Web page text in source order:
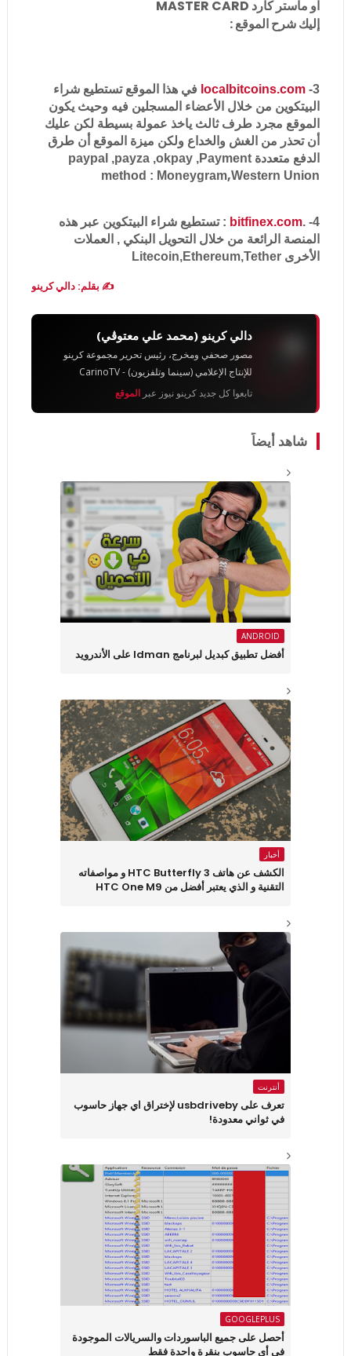
او ماستر كارد MASTER CARD
إليك شرح الموقع :
3-
localbitcoins.com في هذا الموقع تستطيع شراء
البيتكوين من خلال الأعضاء المسجلين فيه وحيث يكون
الموقع مجرد طرف ثالث ياخذ عمولة بسيطة لكن عليك
أن تحذر من الغش والخداع ولكن ميزة الموقع أن طرق
الدفع متعددة paypal ,payza ,okpay , Payment
method : Moneygram,Western Union
4-
.
bitfinex.com : تستطيع شراء البيتكوين عبر هذه
المنصة الرائعة من خلال التحويل البنكي , العملات
الأخرى
Litecoin,Ethereum,Tether
✍️ بقلم: دالي كرينو
دالي كرينو (محمد علي معتوڨي)
مصور صحفي ومخرج، رئيس تحرير مجموعة كرينو
للإنتاج الإعلامي (سينما وتلفزيون) - CarinoTV
تابعوا كل جديد كرينو نيوز عبر الموقع
شاهد أيضاً
ANDROID
أفضل تطبيق كبديل لبرنامج Idman على الأندرويد
أخبار
الكشف عن هاتف HTC Butterfly 3 و مواصفاته
التقنية و الذي يعتبر أفضل من HTC One M9
أنترنت
تعرف على usbdriveby لإختراق اي جهاز حاسوب
في ثواني معدودة!
GOOGLEPLUS
أحصل على جميع الباسوردات والسريالات الموجودة
في أي حاسوب بنقرة واحدة فقط